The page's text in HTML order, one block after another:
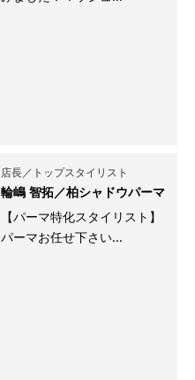
店長／トップスタイリスト
輪嶋 智拓／柏シャドウパーマ
【パーマ特化スタイリスト】
パーマお任せ下さい...